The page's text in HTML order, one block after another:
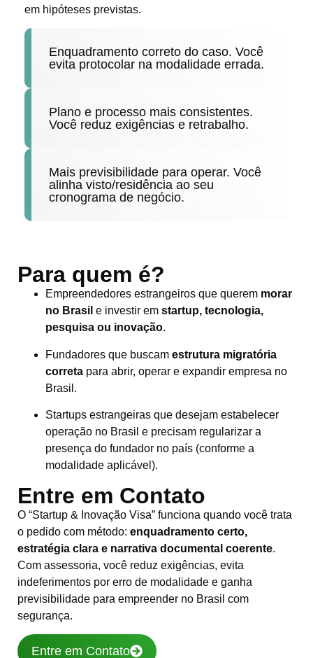
em hipóteses previstas.
Enquadramento correto do caso. Você
evita protocolar na modalidade errada.
Plano e processo mais consistentes.
Você reduz exigências e retrabalho.
Mais previsibilidade para operar. Você
alinha visto/residência ao seu
cronograma de negócio.
Para quem é?
Empreendedores estrangeiros que querem morar
no Brasil e investir em startup, tecnologia,
pesquisa ou inovação.
Fundadores que buscam estrutura migratória
correta para abrir, operar e expandir empresa no
Brasil.
Startups estrangeiras que desejam estabelecer
operação no Brasil e precisam regularizar a
presença do fundador no país (conforme a
modalidade aplicável).
Entre em Contato
O “Startup & Inovação Visa” funciona quando você trata
o pedido com método: enquadramento certo,
estratégia clara e narrativa documental coerente.
Com assessoria, você reduz exigências, evita
indeferimentos por erro de modalidade e ganha
previsibilidade para empreender no Brasil com
segurança.
Entre em Contato